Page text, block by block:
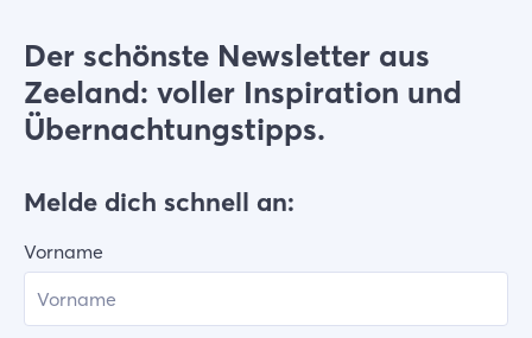
Der schönste Newsletter aus
Zeeland: voller Inspiration und
Übernachtungstipps.
Melde dich schnell an:
Vorname